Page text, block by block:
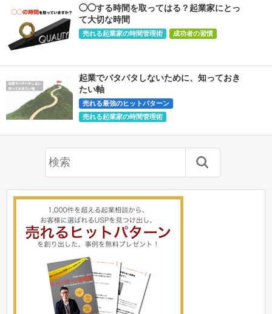
◯◯する時間を取ってはる？起業家にとっ
て大切な時間
売れる起業家の時間管理術 成功者の習慣
起業でバタバタしないために、知っておき
たい軸
売れる最強のヒットパターン
売れる起業家の時間管理術